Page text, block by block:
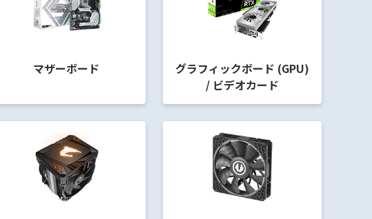
マザーボード
グラフィックボード (GPU)
/ ビデオカード